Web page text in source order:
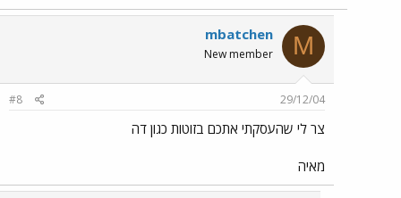
M
mbatchen
New member
29/12/04
#8
צר לי שהעסקתי אתכם בזוטות כגון דה
מאיה